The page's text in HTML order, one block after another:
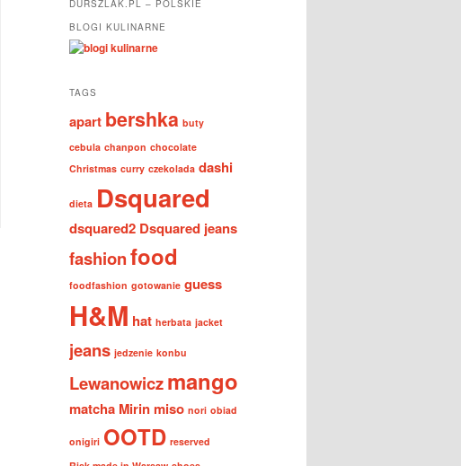
DURSZLAK.PL – POLSKIE
BLOGI KULINARNE
TAGS
apart bershka buty
cebula chanpon chocolate
Christmas curry czekolada dashi
dieta Dsquared
dsquared2 Dsquared jeans
fashionfood
foodfashion gotowanie guess
H&M hat herbata jacket
jeans jedzenie konbu
Lewanowiczmango
matcha Mirin miso nori obiad
onigiri OOTD reserved